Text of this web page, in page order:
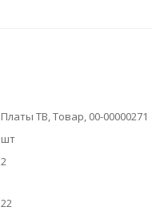
Платы ТВ, Товар, 00-00000271
шт
2
22